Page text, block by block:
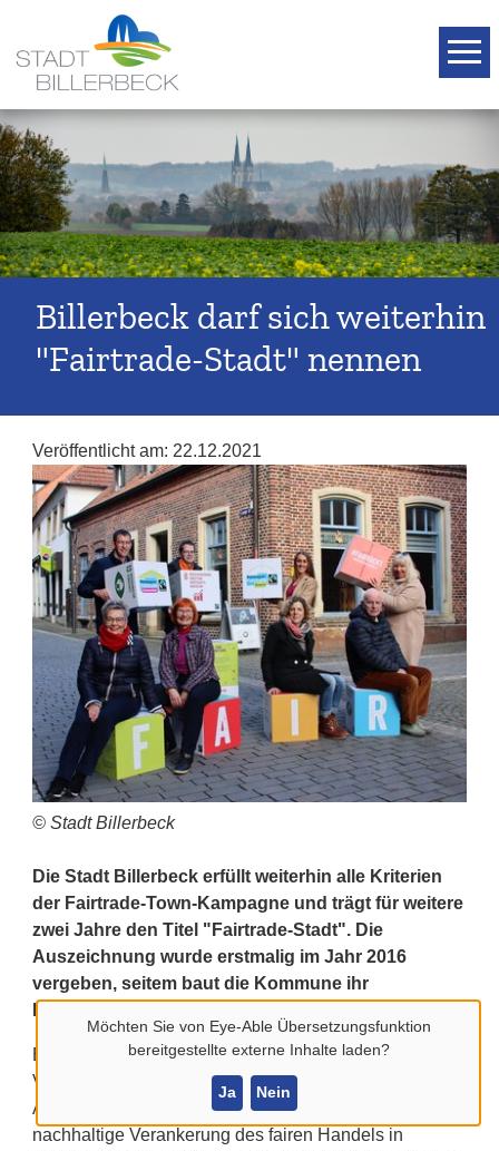
Möchten Sie von Eye-Able Übersetzungsfunktion
bereitgestellte externe Inhalte laden?
Ja Nein
Billerbeck darf sich weiterhin
"Fairtrade-Stadt" nennen
Veröffentlicht am: 22.12.2021
© Stadt Billerbeck
Die Stadt Billerbeck erfüllt weiterhin alle Kriterien
der Fairtrade-Town-Kampagne und trägt für weitere
zwei Jahre den Titel "Fairtrade-Stadt". Die
Auszeichnung wurde erstmalig im Jahr 2016
vergeben, seitem baut die Kommune ihr
Engagement weiter aus.
Bürgermeisterin Marion Dirks freut sich über die
Verlängerung des Titels: "Die Bestätigung der
Auszeichnung ist ein schönes Zeugnis für die
nachhaltige Verankerung des fairen Handels in